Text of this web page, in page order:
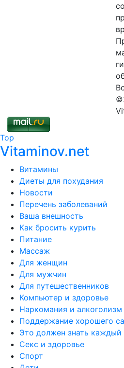
Top
Vitaminov.net
Витамины
Диеты для похудания
Новости
Перечень заболеваний
Ваша внешность
Как бросить курить
Питание
Массаж
Для женщин
Для мужчин
Для путешественников
Компьютер и здоровье
Наркомания и алкоголизм
Поддержание хорошего
Это должен знать каждый
Секс и здоровье
Спорт